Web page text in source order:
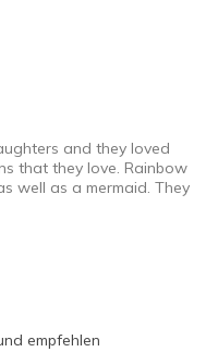
and they loved
that they love. Rainbow
well as a mermaid. They
empfehlen